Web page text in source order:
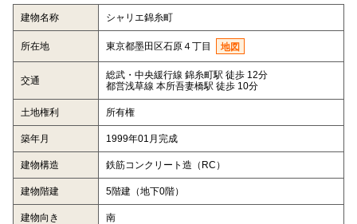
建物名称 シャリエ錦糸町
所在地 東京都墨田区石原４丁目 地図
交通
総武・中央緩行線 錦糸町駅 徒歩 12分
都営浅草線 本所吾妻橋駅 徒歩 10分
土地権利 所有権
築年月 1999年01月完成
建物構造 鉄筋コンクリート造（RC）
建物階建 5階建（地下0階）
建物向き 南